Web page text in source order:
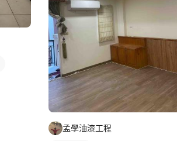
孟學油漆工程